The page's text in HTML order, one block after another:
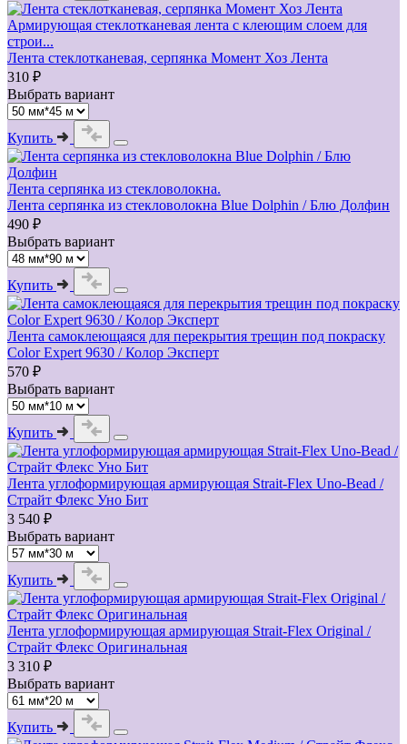
Армирующая стеклотканевая лента с клеющим слоем для
строи...
Лента стеклотканевая, серпянка Момент Хоз Лента
310 ₽
Выбрать вариант
Купить
Лента серпянка из стекловолокна.
Лента серпянка из стекловолокна Blue Dolphin / Блю Долфин
490 ₽
Выбрать вариант
Купить
Лента самоклеющаяся для перекрытия трещин под покраску
Color Expert 9630 / Колор Эксперт
570 ₽
Выбрать вариант
Купить
Лента углоформирующая армирующая Strait-Flex Uno-Bead /
Страйт Флекс Уно Бит
3 540 ₽
Выбрать вариант
Купить
Лента углоформирующая армирующая Strait-Flex Original /
Страйт Флекс Оригинальная
3 310 ₽
Выбрать вариант
Купить